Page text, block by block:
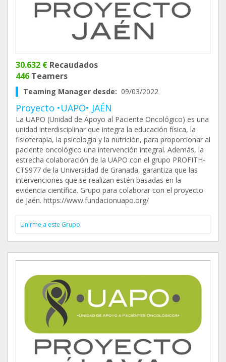
30.632 € Recaudados
446 Teamers
Teaming Manager desde: 09/03/2022
Proyecto •UAPO• JAÉN
La UAPO (Unidad de Apoyo al Paciente Oncológico) es una
unidad interdisciplinar que integra la educación física, la
fisioterapia, la psicología y la nutrición, para proporcionar al
paciente oncológico una intervención integral. Además, la
estrecha colaboración de la UAPO con el grupo PROFITH-
CTS977 de la Universidad de Granada, garantiza que las
intervenciones que se realizan estén basadas en la
evidencia científica. Grupo para colaborar con el proyecto
de Jaén. https://www.fundacionuapo.org/
Unirme a este Grupo